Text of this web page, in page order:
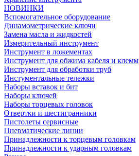
НОВИНКИ
Вспомогательное оборудование
Динамометрические ключи
Замена масла и жидкостей
Измерительный инструмент
Инструмент в ложементах
Инструмент для обжима кабеля и клемм
Инструмент для обработки труб
Инстументальные тележки
Наборы вставок и бит
Наборы ключей
Наборы торцевых головок
Отвертки и шестигранники
Пистолеты сервисные
Пневматические линии
Принадлежности к торцевым головкам
Принадлежности к ударным головкам